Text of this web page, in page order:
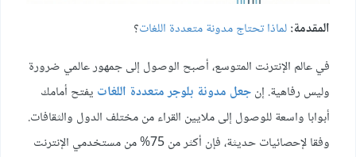
المقدمة:لماذا تحتاج مدونة متعددة اللغات؟
في عالم الإنترنت المتوسع، أصبح الوصول إلى جمهور عالمي ضرورة
وليس رفاهية. إنجعل مدونة بلوجر متعددة اللغات يفتح أمامك
أبوابا واسعة للوصول إلى ملايين القراء من مختلف الدول والثقافات.
وفقا لإحصائيات حديثة، فإن أكثر من 75% من مستخدمي الإنترنت